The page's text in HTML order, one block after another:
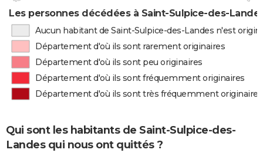
Les personnes décédées à Saint-Sulpice-des-
Aucun habitant de Saint-Sulpice-des-Landes n'est
Département d'où ils sont rarement originaires
Département d'où ils sont peu originaires
Département d'où ils sont fréquemment originaires
Département d'où ils sont très fréquemment originaires
Qui sont les habitants de Saint-Sulpice-des-
Landes qui nous ont quittés ?